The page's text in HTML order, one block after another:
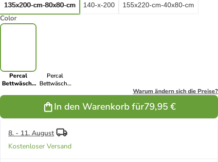
135x200-cm-80x80-cm 140-x-200 155x220-cm-40x80-cm
Color
Percal
Bettwäsche
Percal
Bettwäsche
Warum ändern sich die Preise?
In den Warenkorb für79,95 €
8. - 11. August
Kostenloser Versand